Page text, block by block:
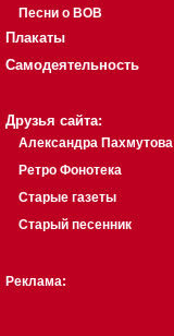
Песни о ВОВ
Плакаты
Самодеятельность
Друзья сайта:
Александра Пахмутова
Ретро Фонотека
Старые газеты
Старый песенник
Реклама: